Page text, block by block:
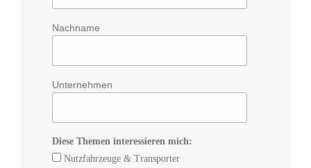
Nachname
Unternehmen
Diese Themen interessieren mich:
Nutzfahrzeuge & Transporter